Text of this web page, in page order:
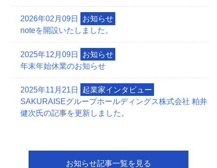
2026年02月09日
お知らせ
noteを開設いたしました。
2025年12月09日
お知らせ
年末年始休業のお知らせ
2025年11月21日
起業家インタビュー
SAKURAISEグループホールディングス株式会社 粕井
健次氏の記事を更新しました。
お知らせ記事一覧を見る